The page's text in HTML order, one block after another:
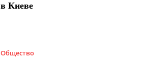
в Киеве
Общество